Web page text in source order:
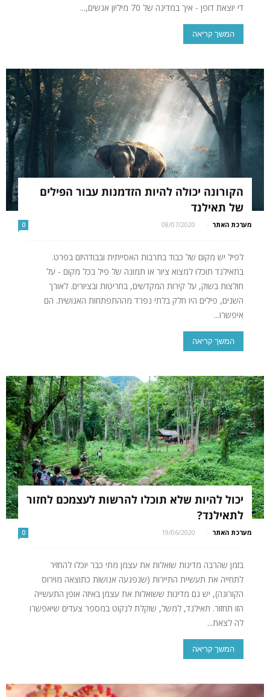
די יוצאת דופן - איך במדינה של 70 מיליון אנשים,...
המשך קריאה
הקורונה יכולה להיות הזדמנות עבור הפילים
של תאילנד
מערכת האתר -
08/07/2020
0
לפיל יש מקום של כבוד בתרבות האסייתית ובבודהיזם בפרט.
בתאילנד תוכלו למצוא ציור או תמונה של פיל בכל מקום - על
חולצות בשוק, על קירות המקדשים, בחריטות ובציורים. לאורך
השנים, פילים היו חלק בלתי נפרד מההתפתחות האנושית. הם
איפשרו...
המשך קריאה
יכול להיות שלא תוכלו להרשות לעצמכם לחזור
לתאילנד?
מערכת האתר -
19/06/2020
0
בזמן שהרבה מדינות שואלות את עצמן מתי כבר יוכלו להחזיר
לתחייה את תעשיית התיירות (שנפגעה אנושות כתוצאה מוירוס
הקורונה), יש גם מדינות ששואלות את עצמן באיזה אופן התעשייה
הזו תחזור. תאילנד, למשל, שוקלת לנקוט במספר צעדים שיאפשרו
לה לצאת...
המשך קריאה